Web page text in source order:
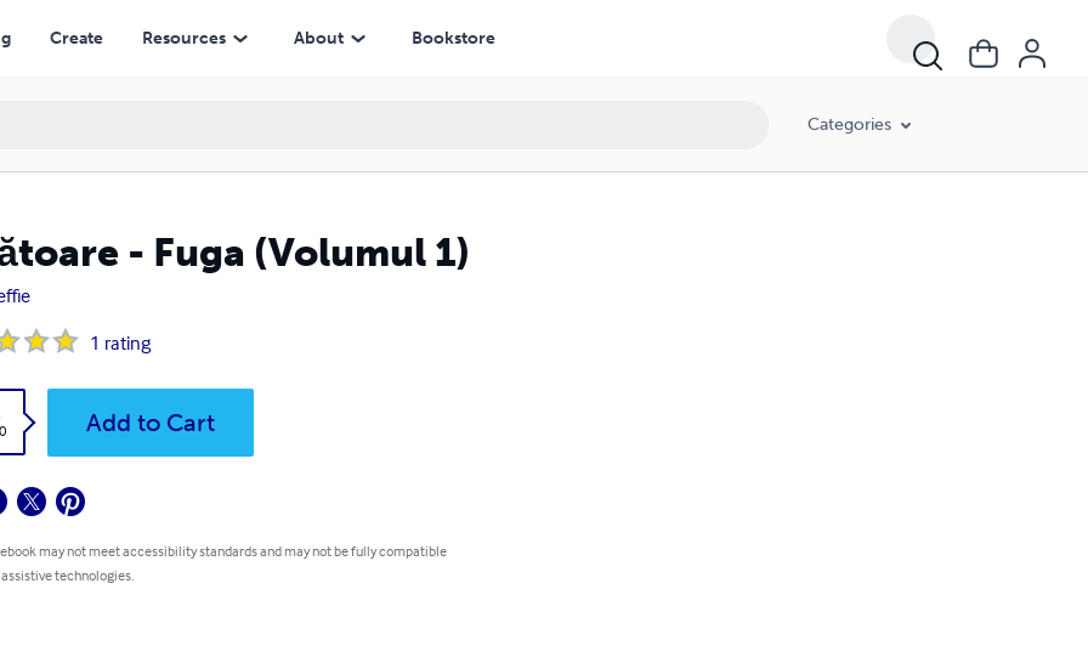
Create Resources About Bookstore
Categories
- Fuga (Volumul 1)
1 rating
Add to Cart
may not meet accessibility standards and may not be fully compatible
technologies.